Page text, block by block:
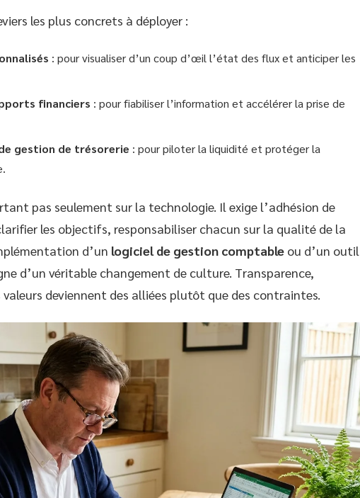
les plus concrets à déployer :
: pour visualiser d’un coup d’œil l’état des flux et anticiper les
financiers : pour fiabiliser l’information et accélérer la prise de
gestion de trésorerie : pour piloter la liquidité et protéger la
pas seulement sur la technologie. Il exige l’adhésion de
les objectifs, responsabiliser chacun sur la qualité de la
d’un logiciel de gestion comptable ou d’un outil
d’un véritable changement de culture. Transparence,
deviennent des alliées plutôt que des contraintes.